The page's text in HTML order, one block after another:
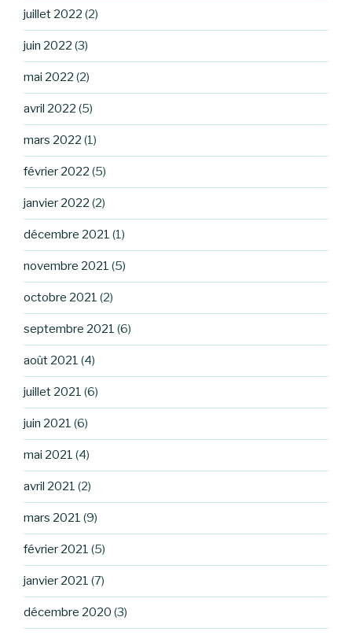
juillet 2022 (2)
juin 2022 (3)
mai 2022 (2)
avril 2022 (5)
mars 2022 (1)
février 2022 (5)
janvier 2022 (2)
décembre 2021 (1)
novembre 2021 (5)
octobre 2021 (2)
septembre 2021 (6)
août 2021 (4)
juillet 2021 (6)
juin 2021 (6)
mai 2021 (4)
avril 2021 (2)
mars 2021 (9)
février 2021 (5)
janvier 2021 (7)
décembre 2020 (3)